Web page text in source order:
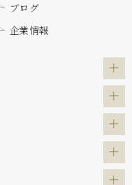
ブログ
企業情報